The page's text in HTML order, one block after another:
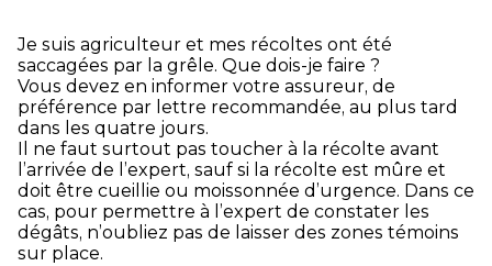
Je suis agriculteur et mes récoltes ont été
saccagées par la grêle. Que dois-je faire ?
Vous devez en informer votre assureur, de
préférence par lettre recommandée, au plus tard
dans les quatre jours.
Il ne faut surtout pas toucher à la récolte avant
l’arrivée de l’expert, sauf si la récolte est mûre et
doit être cueillie ou moissonnée d’urgence. Dans ce
cas, pour permettre à l’expert de constater les
dégâts, n’oubliez pas de laisser des zones témoins
sur place.